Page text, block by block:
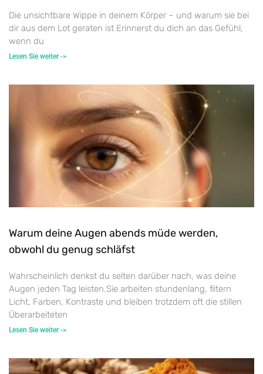
Die unsichtbare Wippe in deinem Körper – und warum sie bei
dir aus dem Lot geraten ist Erinnerst du dich an das Gefühl,
wenn du
Lesen Sie weiter ->
Warum deine Augen abends müde werden,
obwohl du genug schläfst
Wahrscheinlich denkst du selten darüber nach, was deine
Augen jeden Tag leisten.Sie arbeiten stundenlang, filtern
Licht, Farben, Kontraste und bleiben trotzdem oft die stillen
Überarbeiteten
Lesen Sie weiter ->